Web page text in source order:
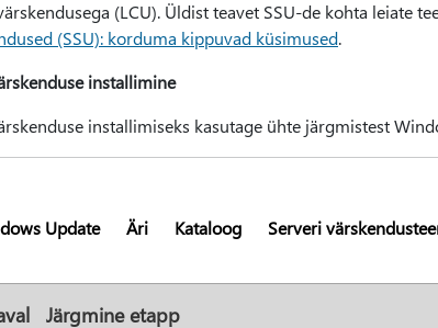
(LCU). Üldist teavet SSU-de kohta leiate
(SSU): korduma kippuvad küsimused.
installimine
installimiseks kasutage ühte järgmistest
Update Äri Kataloog Serveri
Järgmine etapp